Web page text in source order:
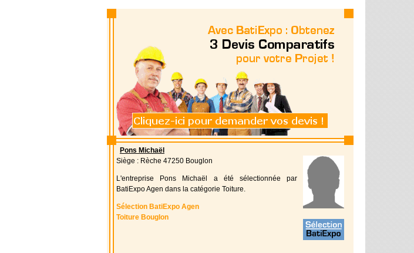
Pons Michaël
Siège : Rèche 47250 Bouglon
L'entreprise Pons Michaël a été sélectionnée par
BatiExpo Agen dans la catégorie Toiture.
Sélection BatiExpo Agen
Toiture Bouglon